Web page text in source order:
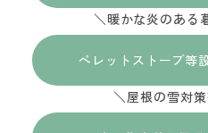
＼暖かな炎のある
ペレットストーブ等
＼屋根の雪対